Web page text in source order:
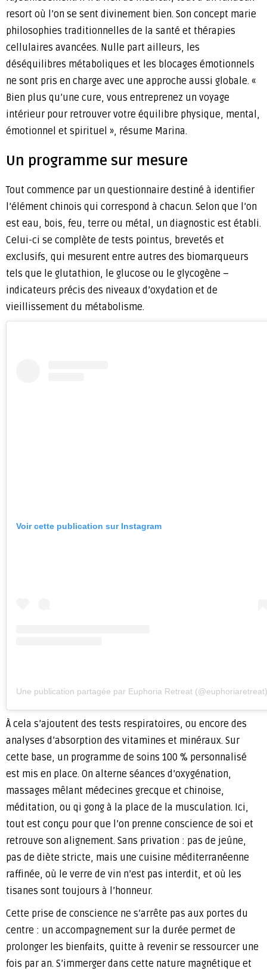
resort où l’on se sent divinement bien. Son concept marie
philosophies traditionnelles de la santé et thérapies
cellulaires avancées. Nulle part ailleurs, les
déséquilibres métaboliques et les blocages émotionnels
ne sont pris en charge avec une approche aussi globale. «
Bien plus qu’une cure, vous entreprenez un voyage
intérieur pour retrouver votre équilibre physique, mental,
émotionnel et spirituel », résume Marina.
Un programme sur mesure
Tout commence par un questionnaire destiné à identifier
l’élément chinois qui correspond à chacun. Selon que l’on
est eau, bois, feu, terre ou métal, un diagnostic est établi.
Celui-ci se complète de tests pointus, brevetés et
exclusifs, qui mesurent entre autres des biomarqueurs
tels que le glutathion, le glucose ou le glycogène –
indicateurs précis des niveaux d’oxydation et de
vieillissement du métabolisme.
Voir cette publication sur Instagram
Une publication partagée par Euphoria Retreat (@euphoriaretreat)
À cela s’ajoutent des tests respiratoires, ou encore des
analyses d’absorption des vitamines et minéraux. Sur
cette base, un programme de soins 100 % personnalisé
est mis en place. On alterne séances d’oxygénation,
massages mêlant médecines grecque et chinoise,
méditation, ou qi gong à la place de la musculation. Ici,
tout est conçu pour que l’on prenne conscience de soi et
retrouve son alignement. Sans privation : pas de jeûne,
pas de diète stricte, mais une cuisine méditerranéenne
raffinée, où le verre de vin n’est pas interdit, et où les
tisanes sont toujours à l’honneur.
Cette prise de conscience ne s’arrête pas aux portes du
centre : un accompagnement sur la durée permet de
prolonger les bienfaits, quitte à revenir se ressourcer une
fois par an. S’immerger dans cette nature magnétique et